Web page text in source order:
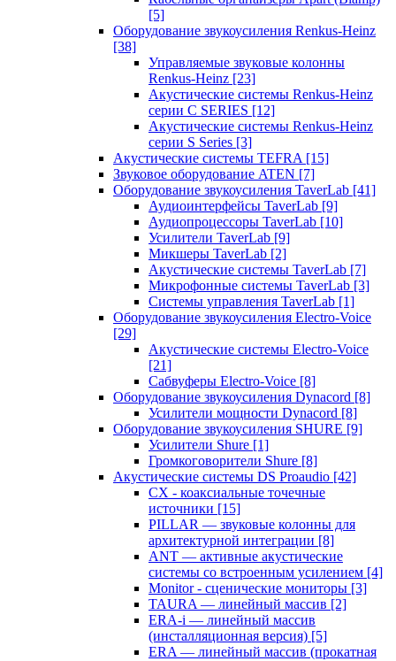
[5]
Оборудование звукоусиления Renkus-Heinz
[38]
Управляемые звуковые колонны
Renkus-Heinz [23]
Акустические системы Renkus-Heinz
серии C SERIES [12]
Акустические системы Renkus-Heinz
серии S Series [3]
Акустические системы TEFRA [15]
Звуковое оборудование ATEN [7]
Оборудование звукоусиления TaverLab [41]
Аудиоинтерфейсы TaverLab [9]
Аудиопроцессоры TaverLab [10]
Усилители TaverLab [9]
Микшеры TaverLab [2]
Акустические системы TaverLab [7]
Микрофонные системы TaverLab [3]
Системы управления TaverLab [1]
Оборудование звукоусиления Electro-Voice
[29]
Акустические системы Electro-Voice
[21]
Сабвуферы Electro-Voice [8]
Оборудование звукоусиления Dynacord [8]
Усилители мощности Dynacord [8]
Оборудование звукоусиления SHURE [9]
Усилители Shure [1]
Громкоговорители Shure [8]
Акустические системы DS Proaudio [42]
CX - коаксиальные точечные
источники [15]
PILLAR — звуковые колонны для
архитектурной интеграции [8]
ANT — активные акустические
системы со встроенным усилением [4]
Monitor - сценические мониторы [3]
TAURA — линейный массив [2]
ERA-i — линейный массив
(инсталляционная версия) [5]
ERA — линейный массив (прокатная